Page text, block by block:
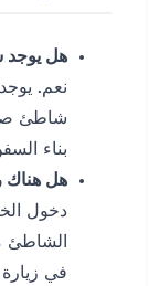
هل
نعم.
شاطئ
بناء
هل
دخول
الشاطئ
في